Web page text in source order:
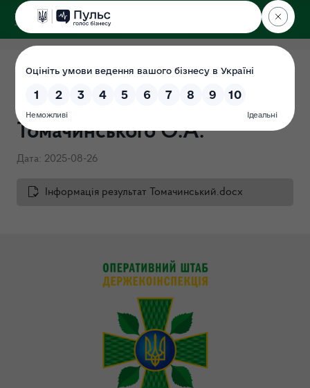
ДЕРЖЕКОІНСПЕКЦІЯ
Завершено проведення
перевірки щодо
Томачинського О.А.
Дата: 2025-08-26
Інформація результат Томачинський.docx